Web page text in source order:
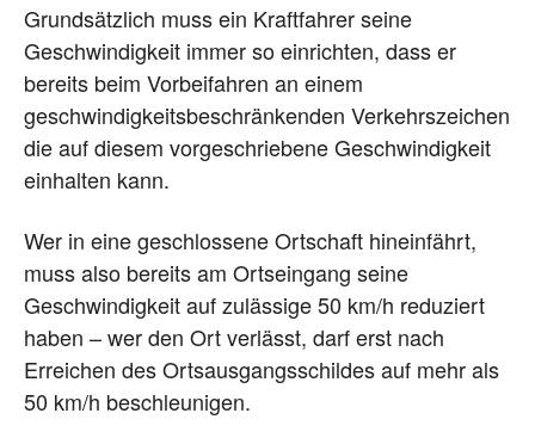
Grundsätzlich muss ein Kraftfahrer seine
Geschwindigkeit immer so einrichten, dass er
bereits beim Vorbeifahren an einem
geschwindigkeitsbeschränkenden Verkehrszeichen
die auf diesem vorgeschriebene Geschwindigkeit
einhalten kann.
Wer in eine geschlossene Ortschaft hineinfährt,
muss also bereits am Ortseingang seine
Geschwindigkeit auf zulässige 50 km/h reduziert
haben – wer den Ort verlässt, darf erst nach
Erreichen des Ortsausgangsschildes auf mehr als
50 km/h beschleunigen.